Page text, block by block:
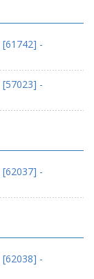
[61742] -
[57023] -
[62037] -
[62038] -